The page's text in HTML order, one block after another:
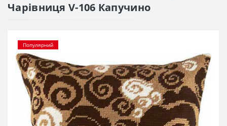
Чарівниця V-106 Капучино
Популярний